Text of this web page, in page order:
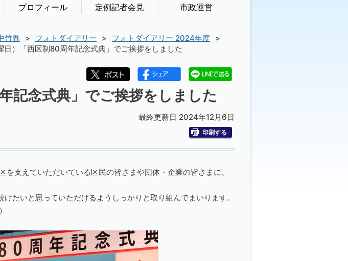
プロフィール 定例記者会見 市政運営
竹春 フォトダイアリー
フォトダイアリー 2024年度
日）「西区制80周年記念式典」でご挨拶をしました
記念式典」でご挨拶をしました
最終更新日 2024年12月6日
印刷する
支えていただいている区民の皆さまや団体・企業の皆さまに、
たいと思っていただけるようしっかりと取り組んでまいります。